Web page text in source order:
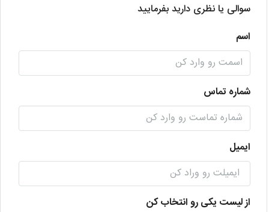
سوالی یا نظری دارید بفرمایید
اسم
شماره تماس
ایمیل
از لیست یکی رو انتخاب کن